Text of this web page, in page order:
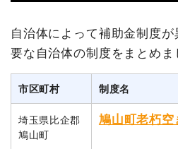
自治体によって補助金制度
要な自治体の制度をまとめま
市区町村 制度名
埼玉県比企郡
鳩山町
鳩山町老朽